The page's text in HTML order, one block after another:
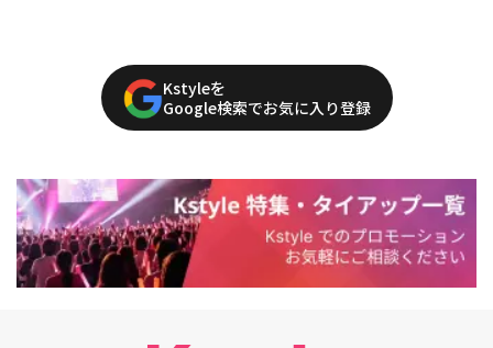
Kstyleを
Google検索でお気に入り登録